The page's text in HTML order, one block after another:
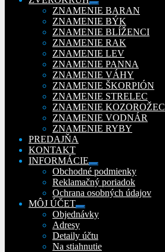
Rozbaliť
podradené
menu
ZNAMENIE BARAN
ZNAMENIE BÝK
ZNAMENIE BLÍŽENCI
ZNAMENIE RAK
ZNAMENIE LEV
ZNAMENIE PANNA
ZNAMENIE VÁHY
ZNAMENIE ŠKORPIÓN
ZNAMENIE STRELEC
ZNAMENIE KOZOROŽEC
ZNAMENIE VODNÁR
ZNAMENIE RYBY
PREDAJŇA
KONTAKT
INFORMÁCIE
Rozbaliť
podradené
menu
Obchodné podmienky
Reklamačný poriadok
Ochrana osobných údajov
MÔJ ÚČET
Rozbaliť
podradené
Objednávky
Adresy
Detaily účtu
Na stiahnutie